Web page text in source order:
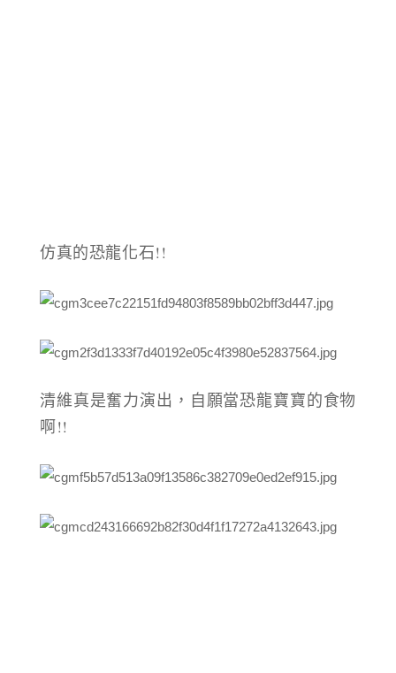
仿真的恐龍化石!!
清維真是奮力演出，自願當恐龍寶寶的食物
啊!!